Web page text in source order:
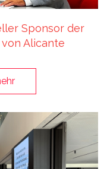
Sponsor der
Alicante